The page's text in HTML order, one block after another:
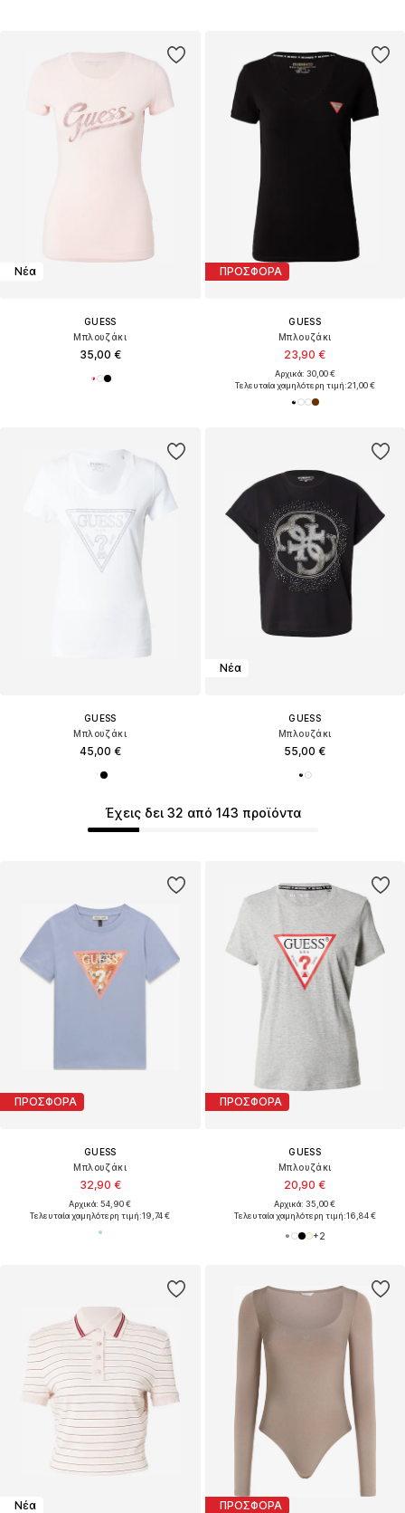
Νέα
GUESS
Μπλουζάκι
35,00 €
ΠΡΟΣΦΟΡΑ
GUESS
Μπλουζάκι
23,90 €
Αρχικά: 30,00 €
Τελευταία χαμηλότερη τιμή:21,00 €
GUESS
Μπλουζάκι
45,00 €
Νέα
GUESS
Μπλουζάκι
55,00 €
ΠΡΟΣΦΟΡΑ
GUESS
Μπλουζάκι
32,90 €
Αρχικά: 54,90 €
Τελευταία χαμηλότερη τιμή:19,74 €
Έχεις δει 32 από 143 προϊόντα
ΠΡΟΣΦΟΡΑ
GUESS
Μπλουζάκι
20,90 €
Αρχικά: 35,00 €
Τελευταία χαμηλότερη τιμή:16,84 €
+2
Νέα ΠΡΟΣΦΟΡΑ